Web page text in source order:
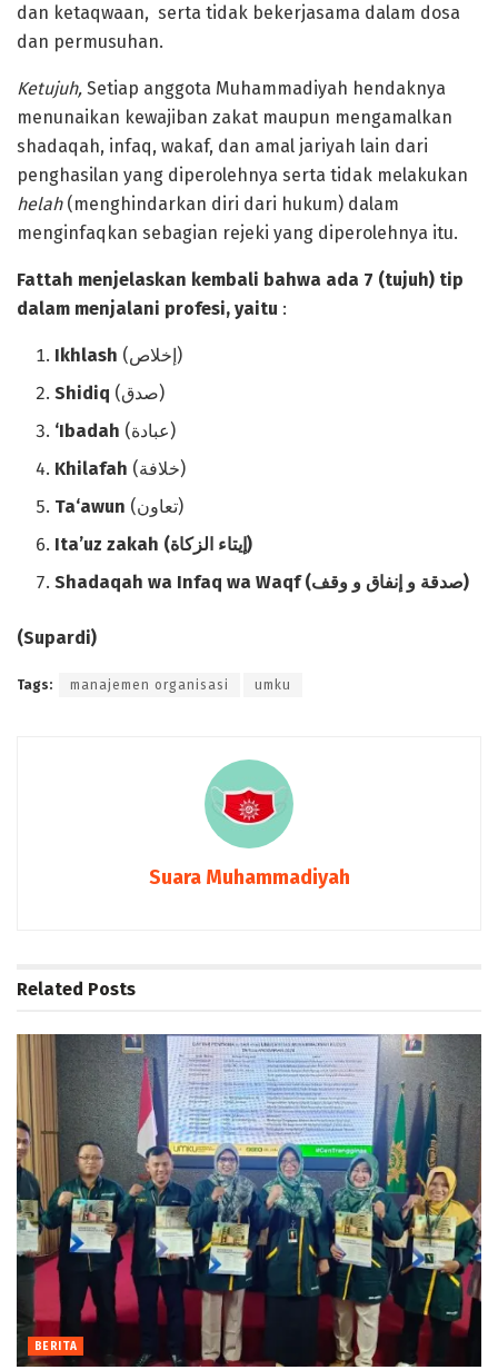
dan ketaqwaan, serta tidak bekerjasama dalam dosa
dan permusuhan.
Ketujuh, Setiap anggota Muhammadiyah hendaknya
menunaikan kewajiban zakat maupun mengamalkan
shadaqah, infaq, wakaf, dan amal jariyah lain dari
penghasilan yang diperolehnya serta tidak melakukan
helah (menghindarkan diri dari hukum) dalam
menginfaqkan sebagian rejeki yang diperolehnya itu.
Fattah menjelaskan kembali bahwa ada 7 (tujuh) tip
dalam menjalani profesi, yaitu :
Ikhlash
(إخلاص)
Shidiq
(صدق)
‘Ibadah
(عبادة)
Khilafah
(خلافة)
Ta‘awun
(تعاون)
Ita’uz zakah
(إيتاء الزكاة)
Shadaqah wa Infaq wa Waqf
(صدقة و إنفاق و وقف)
(Supardi)
Tags: manajemen organisasi umku
Suara Muhammadiyah
Related Posts
BERITA